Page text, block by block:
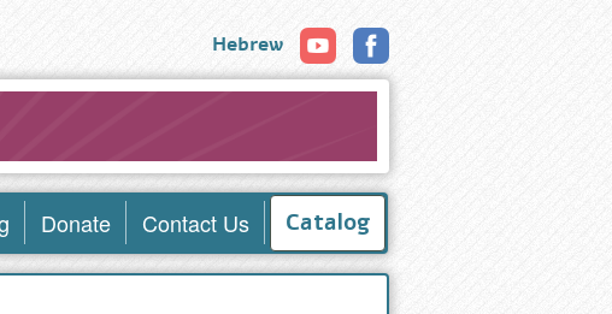
Hebrew
Donate Contact Us Catalog